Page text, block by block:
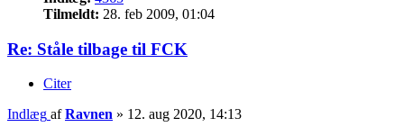
Tilmeldt: 28. feb 2009, 01:04
Re: Ståle tilbage til FCK
Citer
Indlæg afRavnen » 12. aug 2020, 14:13